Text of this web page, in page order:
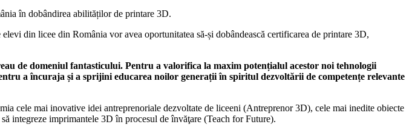
în dobândirea abilităților de printare 3D.
din licee din România vor avea oportunitatea să-și dobândească certificarea de printare 3D,
de domeniul fantasticului. Pentru a valorifica la maxim potențialul acestor noi tehnologii
a încuraja și a sprijini educarea noilor generații în spiritul dezvoltării de competențe relevante
cele mai inovative idei antreprenoriale dezvoltate de liceeni (Antreprenor 3D), cele mai inedite obiecte
integreze imprimantele 3D în procesul de învăţare (Teach for Future).